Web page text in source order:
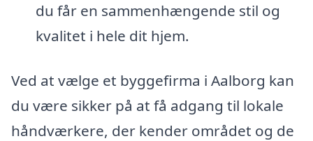
du får en sammenhængende stil og
kvalitet i hele dit hjem.
Ved at vælge et byggefirma i Aalborg kan
du være sikker på at få adgang til lokale
håndværkere, der kender området og de